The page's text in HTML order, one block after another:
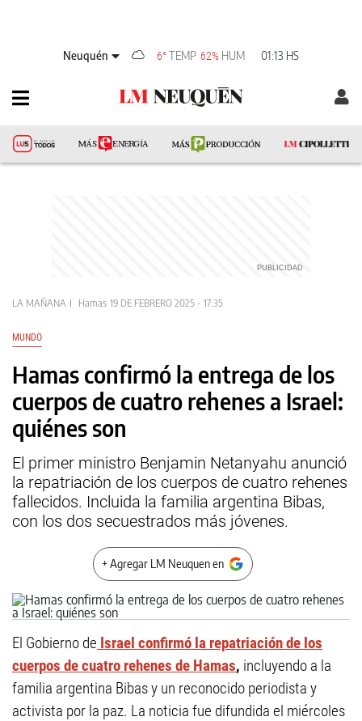
Neuquén 6°TEMP 62% HUM 01:13 HS
LA MAÑANA Hamas 19 DE FEBRERO 2025 - 17:35
MUNDO
Hamas confirmó la entrega de los
cuerpos de cuatro rehenes a Israel:
quiénes son
El primer ministro Benjamin Netanyahu anunció
la repatriación de los cuerpos de cuatro rehenes
fallecidos. Incluida la familia argentina Bibas,
con los dos secuestrados más jóvenes.
+ Agregar LM Neuquen en
El Gobierno de Israel confirmó la repatriación de los
cuerpos de cuatro rehenes de Hamas, incluyendo a la
familia argentina Bibas y un reconocido periodista y
activista por la paz. La noticia fue difundida el miércoles